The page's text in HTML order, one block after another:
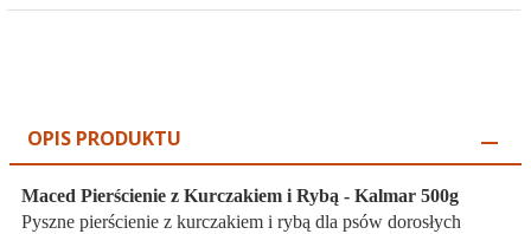
OPIS PRODUKTU
Maced Pierścienie z Kurczakiem i Rybą - Kalmar 500g
Pyszne pierścienie z kurczakiem i rybą dla psów dorosłych